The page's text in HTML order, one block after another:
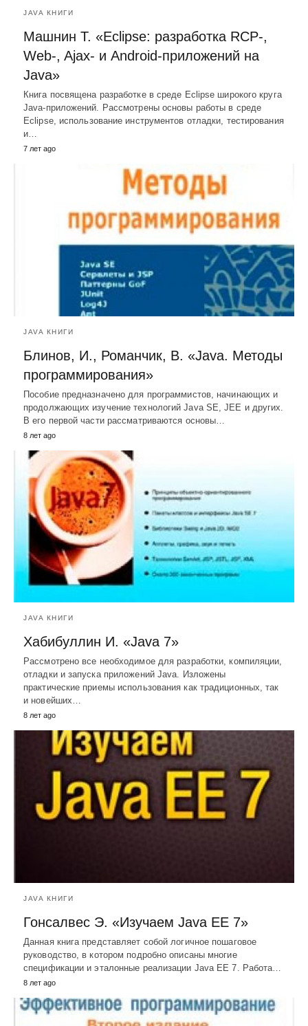
JAVA КНИГИ
Машнин Т. «Eclipse: разработка RCP-,
Web-, Ajax- и Android-приложений на
Java»
Книга посвящена разработке в среде Eclipse широкого круга
Java-приложений. Рассмотрены основы работы в среде
Eclipse, использование инструментов отладки, тестирования
и…
7 лет ago
JAVA КНИГИ
Блинов, И., Романчик, В. «Java. Методы
программирования»
Пособие предназначено для программистов, начинающих и
продолжающих изучение технологий Java SE, JEE и других.
В его первой части рассматриваются основы…
8 лет ago
JAVA КНИГИ
Хабибуллин И. «Java 7»
Рассмотрено все необходимое для разработки, компиляции,
отладки и запуска приложений Java. Изложены
практические приемы использования как традиционных, так
и новейших…
8 лет ago
JAVA КНИГИ
Гонсалвес Э. «Изучаем Java EE 7»
Данная книга представляет собой логичное пошаговое
руководство, в котором подробно описаны многие
спецификации и эталонные реализации Java EE 7. Работа…
8 лет ago